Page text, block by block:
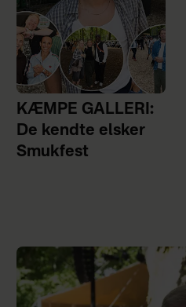
KÆMPE GALLERI:
De kendte elsker
Smukfest